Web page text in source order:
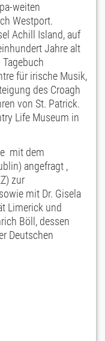
weiten
Westport.
Achill Island, auf
Jahre alt
für irische Musik,
des Croagh
von St. Patrick.
Life Museum in
mit dem
angefragt ,
zur
mit Dr. Gisela
Limerick und
Böll, dessen
Deutschen